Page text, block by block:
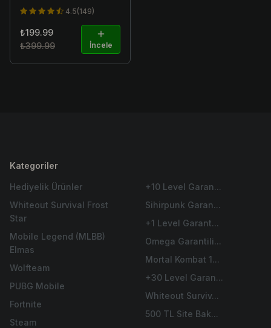
4.5(149)
₺199.99
₺399.99
İncele
Kategoriler
Hediyelik Ürünler
Whiteout Survival Frost
Star
Mobile Legend (MLBB)
Elmas
Wolfteam
PUBG Mobile
Fortnite
Steam
+10 Level Garan...
Sihirpunk Garan...
+1 Level Garant...
Omega Garantili...
Mortal Kombat 1...
+30 Level Garan...
Whiteout Surviv...
500 TL Site Bak...